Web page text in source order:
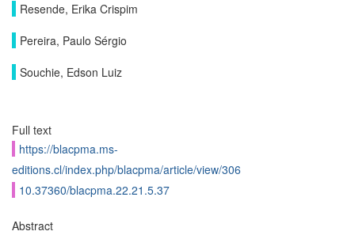
Resende, Erika Crispim
Pereira, Paulo Sérgio
Souchie, Edson Luiz
Full text
https://blacpma.ms-
editions.cl/index.php/blacpma/article/view/306
10.37360/blacpma.22.21.5.37
Abstract